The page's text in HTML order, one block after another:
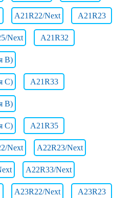
A21R22/Next A21R23
Next A21R32
B)
C) A21R33
B)
C) A21R35
Next A22R23/Next
A22R33/Next
A23R22/Next A23R23